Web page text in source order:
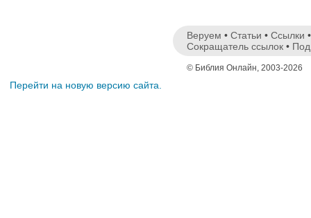
Веруем • Статьи • Ссылки
Сокращатель ссылок •
© Библия Онлайн, 2003-2026
Перейти на новую версию сайта.